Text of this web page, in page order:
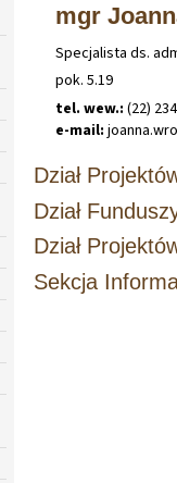
mgr
Specjalista ds.
pok. 5.19
tel. wew.: (22)
e-mail: joanna.
Dział
Dział
Dział
Sekcja